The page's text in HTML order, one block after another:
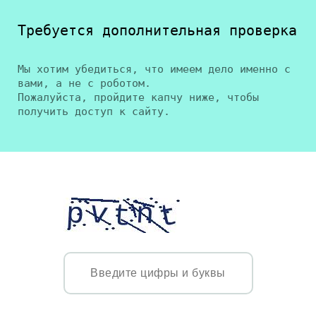
Требуется дополнительная проверка
Мы хотим убедиться, что имеем дело именно с
вами, а не с роботом.
Пожалуйста, пройдите капчу ниже, чтобы
получить доступ к сайту.